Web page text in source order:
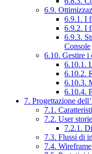
6.9.
6.9.1. I
6.9.2. I
6.9.3.
Console
6.10. Gestire i
6.10.1.
6.10.2.
6.10.3.
6.10.4.
7. Progettazione
7.1.
7.2. User
7.2.1.
7.3. Flussi di
7.4. Wireframe